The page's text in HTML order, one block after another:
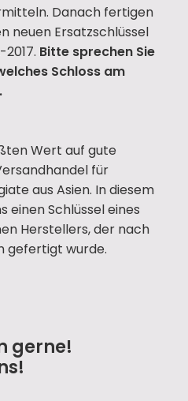
Danach fertigen
neuen Ersatzschlüssel
Bitte sprechen Sie
Schloss am
Wert auf gute
für
aus Asien. In diesem
einen Schlüssel eines
Herstellers, der nach
gefertigt wurde.
gerne!